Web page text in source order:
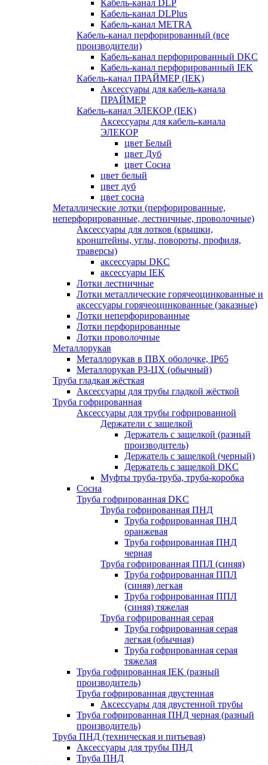
Кабель-канал DLP
Кабель-канал DLPlus
Кабель-канал METRA
Кабель-канал перфорированный (все
производители)
Кабель-канал перфорированный DKC
Кабель-канал перфорированный IEK
Кабель-канал ПРАЙМЕР (IEK)
Аксессуары для кабель-канала
ПРАЙМЕР
Кабель-канал ЭЛЕКОР (IEK)
Аксессуары для кабель-канала
ЭЛЕКОР
цвет Белый
цвет Дуб
цвет Сосна
цвет белый
цвет дуб
цвет сосна
Металлические лотки (перфорированные,
неперфорированные, лестничные, проволочные)
Аксессуары для лотков (крышки,
кронштейны, углы, повороты, профиля,
траверсы)
аксессуары DKC
аксессуары IEK
Лотки лестничные
Лотки металлические горячеоцинкованные и
аксессуары горячеоцинкованные (заказные)
Лотки неперфорированные
Лотки перфорированные
Лотки проволочные
Металлорукав
Металлорукав в ПВХ оболочке, IP65
Металлорукав РЗ-ЦХ (обычный)
Труба гладкая жёсткая
Аксессуары для трубы гладкой жёсткой
Труба гофрированная
Аксессуары для трубы гофрированной
Держатели с защелкой
Держатель с защелкой (разный
производитель)
Держатель с защелкой (черный)
Держатель с защелкой DKC
Муфты труба-труба, труба-коробка
Сосна
Труба гофрированная DKC
Труба гофрированная ПНД
Труба гофрированная ПНД
оранжевая
Труба гофрированная ПНД
черная
Труба гофрированная ППЛ (синяя)
Труба гофрированная ППЛ
(синяя) легкая
Труба гофрированная ППЛ
(синяя) тяжелая
Труба гофрированная серая
Труба гофрированная серая
легкая (обычная)
Труба гофрированная серая
тяжелая
Труба гофрированная IEK (разный
производитель)
Труба гофрированная двустенная
Аксессуары для двустенной трубы
Труба гофрированная ПНД черная (разный
производитель)
Труба ПНД (техническая и питьевая)
Аксессуары для трубы ПНД
Труба ПНД